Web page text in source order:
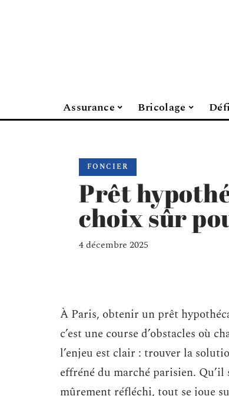
Assurance Bricolage
FONCIER
Prêt
choix sûr
4 décembre 2025
À Paris, obtenir un prêt
c’est une course d’obstacles où
l’enjeu est clair : trouver la
effréné du marché parisien. Qu’il
mûrement réfléchi, tout se joue